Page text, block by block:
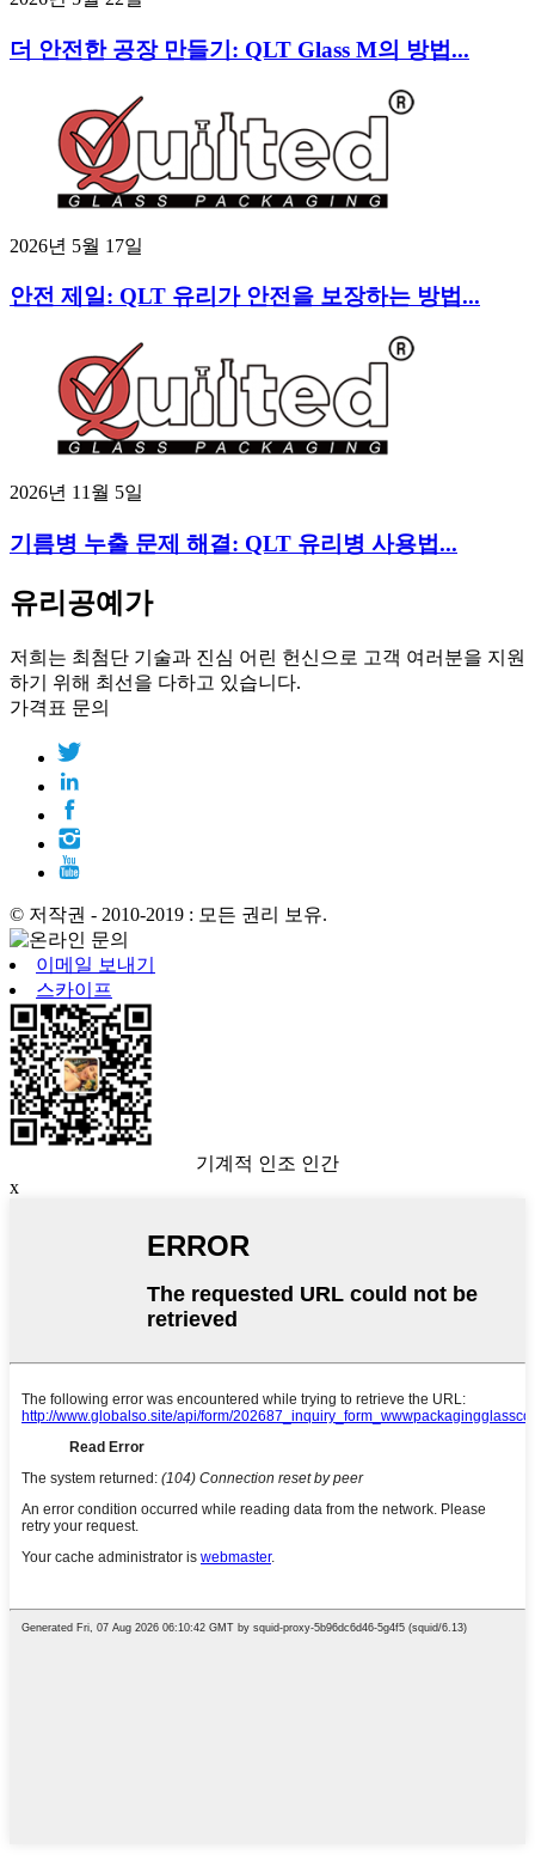
더 안전한 공장 만들기: QLT Glass M의 방법...
2026년 5월 17일
안전 제일: QLT 유리가 안전을 보장하는 방법...
2026년 11월 5일
기름병 누출 문제 해결: QLT 유리병 사용법...
유리공예가
저희는 최첨단 기술과 진심 어린 헌신으로 고객 여러분을 지원
하기 위해 최선을 다하고 있습니다.
가격표 문의
© 저작권 - 2010-2019 : 모든 권리 보유.
이메일 보내기
스카이프
기계적 인조 인간
x